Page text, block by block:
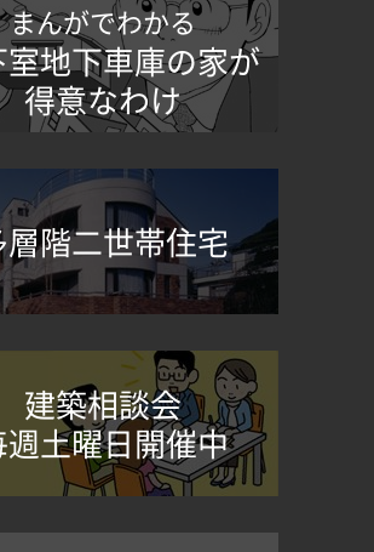
まんがでわかる
地下車庫の家が
得意なわけ
階二世帯住宅
建築相談会
週土曜日開催中